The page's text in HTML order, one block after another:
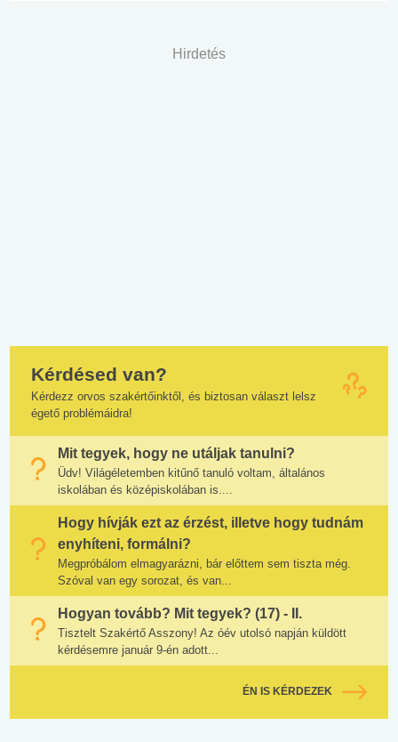
Hirdetés
Kérdésed van?
Kérdezz orvos szakértőinktől, és biztosan választ lelsz
égető problémáidra!
Mit tegyek, hogy ne utáljak tanulni?
Üdv! Világéletemben kitűnő tanuló voltam, általános
iskolában és középiskolában is....
Hogy hívják ezt az érzést, illetve hogy tudnám
enyhíteni, formálni?
Megpróbálom elmagyarázni, bár előttem sem tiszta még.
Szóval van egy sorozat, és van...
Hogyan tovább? Mit tegyek? (17) - II.
Tisztelt Szakértő Asszony! Az óév utolsó napján küldött
kérdésemre január 9-én adott...
ÉN IS KÉRDEZEK